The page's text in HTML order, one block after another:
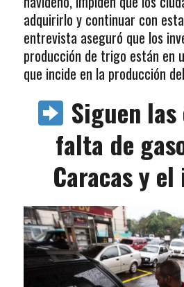
adquirirlo y continuar con
entrevista aseguró que los
producción de trigo están en
que incide en la producción
Siguen
falta de
Caracas y